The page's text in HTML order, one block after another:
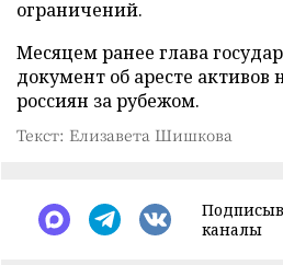
ограничений.
Месяцем ранее глава
документ об аресте
россиян за рубежом.
Текст: Елизавета Шишкова
каналы